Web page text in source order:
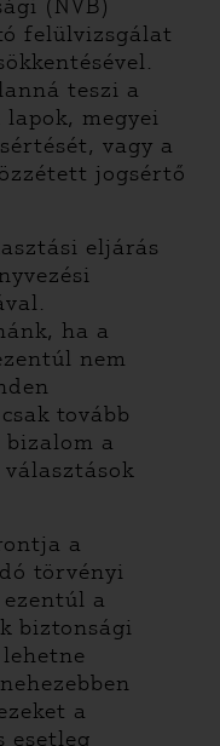
(NVB)
felülvizsgálat
teszi a
megyei
vagy a
jogsértő
eljárás
ha a
nem
tovább
bizalom a
a
törvényi
a
biztonsági
a
esetleg